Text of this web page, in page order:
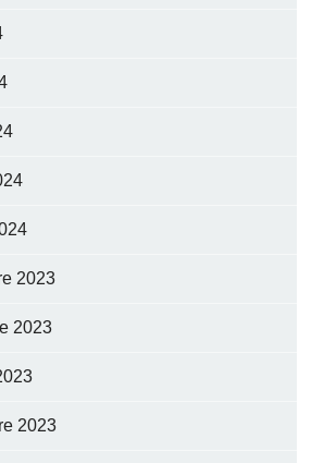
2023
2023
2023